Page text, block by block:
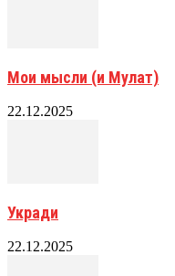
Мои мысли (и Мулат)
22.12.2025
Укради
22.12.2025